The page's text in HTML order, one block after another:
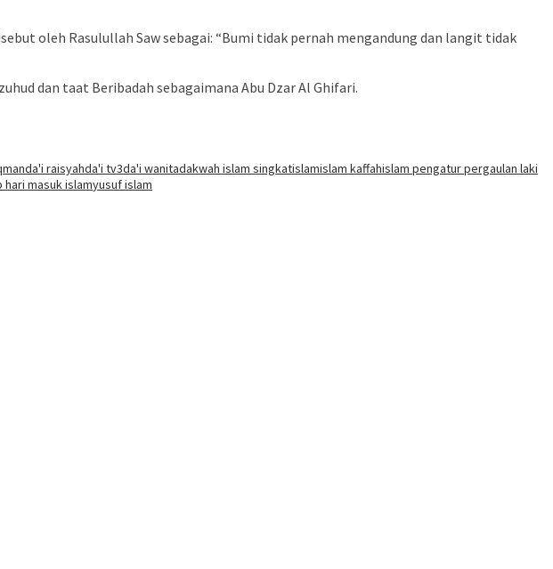
oleh Rasulullah Saw sebagai: “Bumi tidak pernah mengandung dan langit tidak
dan taat Beribadah sebagaimana Abu Dzar Al Ghifari.
da'i raisyahda'i tv3da'i wanitadakwah islam singkatislamislam kaffahislam pengatur pergaulan laki
hari masuk islamyusuf islam